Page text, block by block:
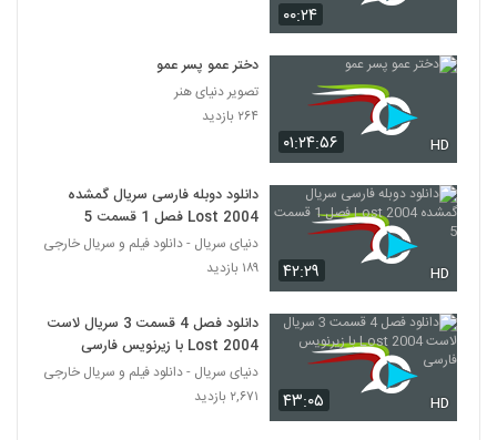
۰۰:۲۴
۰۱:۲۴:۵۶ HD
دختر عمو پسر عمو
تصویر دنیای هنر
۲۶۴ بازدید
۴۲:۲۹ HD
دانلود دوبله فارسی سریال گمشده
Lost 2004 فصل 1 قسمت 5
دنیای سریال - دانلود فیلم و سریال خارجی
۱۸۹ بازدید
۴۳:۰۵ HD
دانلود فصل 4 قسمت 3 سریال لاست
Lost 2004 با زیرنویس فارسی
دنیای سریال - دانلود فیلم و سریال خارجی
۲,۶۷۱ بازدید